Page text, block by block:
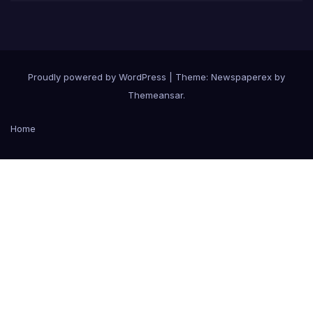
Proudly powered by WordPress
Theme: Newspaperex by
Themeansar.
Home